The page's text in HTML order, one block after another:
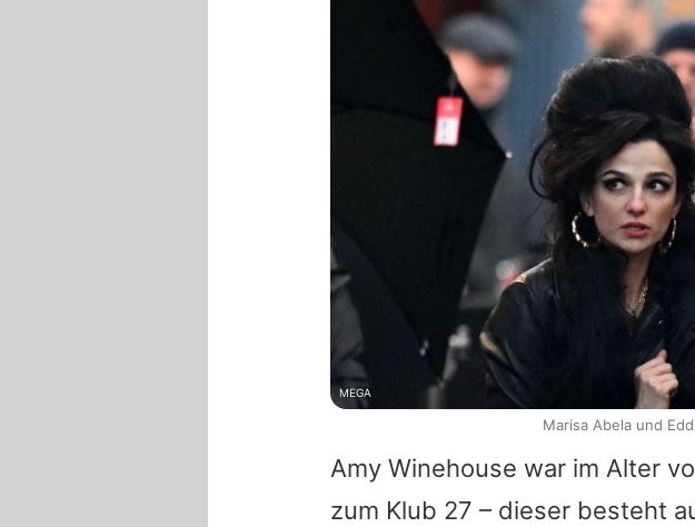
Amy Winehouse war im Alter
zum Klub 27 – dieser besteht
MEGA
Marisa Abela und